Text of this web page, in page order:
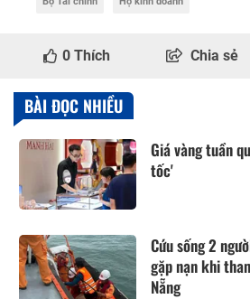
0 Thích Chia sẻ
BÀI ĐỌC NHIỀU
Giá vàng tuần
tốc'
Cứu sống 2
gặp nạn khi
Nẵng